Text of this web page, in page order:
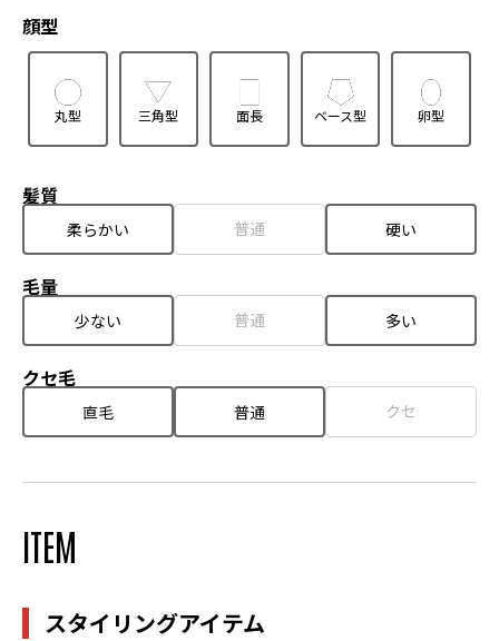
顔型
丸型 三角型 面長 ベース型 卵型
髪質
柔らかい 普通 硬い
毛量
少ない 普通 多い
クセ毛
直毛 普通 クセ
ITEM
スタイリングアイテム